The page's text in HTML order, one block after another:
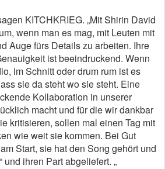
KITCHKRIEG. „Mit Shirin David
wenn man es mag, mit Leuten mit
Auge fürs Details zu arbeiten. Ihre
ist beeindruckend. Wenn
im Schnitt oder drum rum ist es
sie da steht wo sie steht. Eine
Kollaboration in unserer
macht und für die wir dankbar
kritisieren, sollen mal einen Tag mit
wie weit sie kommen. Bei Gut
Start, sie hat den Song gehört und
und ihren Part abgeliefert. „